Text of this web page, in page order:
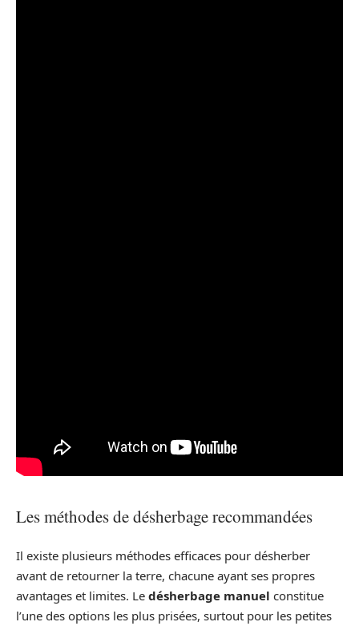
Les méthodes de désherbage recommandées
Il existe plusieurs méthodes efficaces pour désherber
avant de retourner la terre, chacune ayant ses propres
avantages et limites. Le désherbage manuel constitue
l’une des options les plus prisées, surtout pour les petites